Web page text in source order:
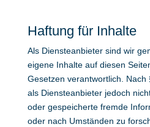
Haftung für Inhalte
Als Diensteanbieter sind wir
eigene Inhalte auf diesen
Gesetzen verantwortlich.
als Diensteanbieter jedoch
oder gespeicherte fremde
oder nach Umständen zu